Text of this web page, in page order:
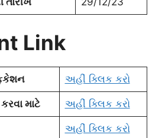
Link
અહીં ક્લિક કરો
માટે અહીં ક્લિક કરો
અહીં ક્લિક કરો